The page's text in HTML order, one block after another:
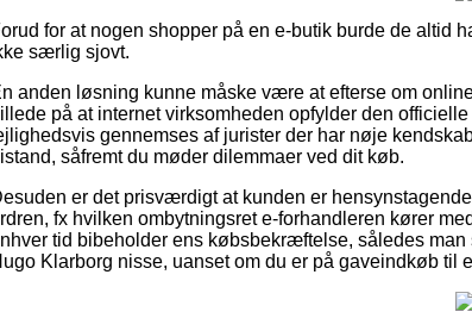
for at nogen shopper på en e-butik burde de altid
særlig sjovt.
anden løsning kunne måske være at efterse om
på at internet virksomheden opfylder den
gennemses af jurister der har nøje
såfremt du møder dilemmaer ved dit køb.
er det prisværdigt at kunden er
fx hvilken ombytningsret e-forhandleren kører
tid bibeholder ens købsbekræftelse, således
Klarborg nisse, uanset om du er på gaveindkøb til